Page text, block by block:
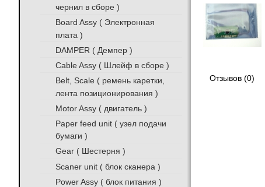
Отзывов (0)
чернил в сборе )
Board Assy ( Электронная
плата )
DAMPER ( Демпер )
Cable Assy ( Шлейф в сборе )
Belt, Scale ( ремень каретки,
лента позиционирования )
Motor Assy ( двигатель )
Paper feed unit ( узел подачи
бумаги )
Gear ( Шестерня )
Scaner unit ( блок сканера )
Power Assy ( блок питания )